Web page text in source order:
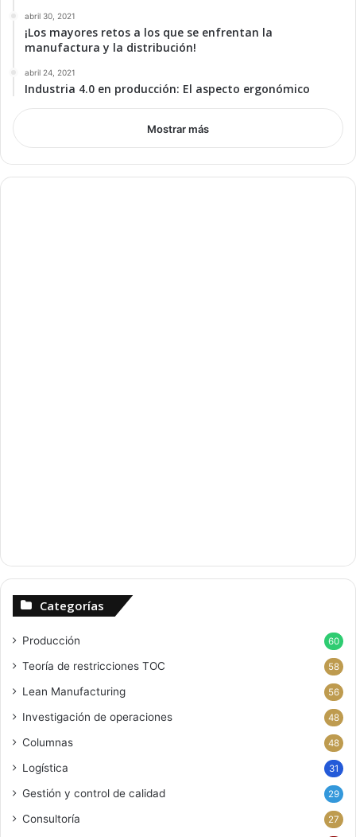
abril 30, 2021
¡Los mayores retos a los que se enfrentan la
manufactura y la distribución!
abril 24, 2021
Industria 4.0 en producción: El aspecto ergonómico
Mostrar más
Categorías
Producción 60
Teoría de restricciones TOC 58
Lean Manufacturing 56
Investigación de operaciones 48
Columnas 48
Logística 31
Gestión y control de calidad 29
Consultoría 27